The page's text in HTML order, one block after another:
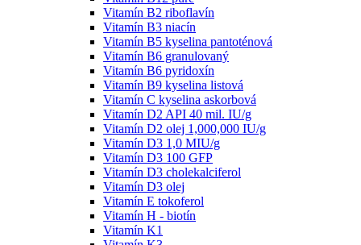
Vitamín B2 riboflavín
Vitamín B3 niacín
Vitamín B5 kyselina pantoténová
Vitamín B6 granulovaný
Vitamín B6 pyridoxín
Vitamín B9 kyselina listová
Vitamín C kyselina askorbová
Vitamín D2 API 40 mil. IU/g
Vitamín D2 olej 1,000,000 IU/g
Vitamín D3 1,0 MIU/g
Vitamín D3 100 GFP
Vitamín D3 cholekalciferol
Vitamín D3 olej
Vitamín E tokoferol
Vitamín H - biotín
Vitamín K1